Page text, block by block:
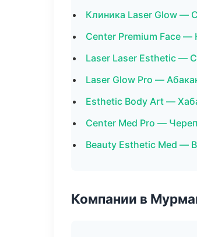
Клиника Laser Glow —
Center Premium Face —
Laser Laser Esthetic —
Laser Glow Pro —
Esthetic Body Art —
Center Med Pro —
Beauty Esthetic Med —
Компании в